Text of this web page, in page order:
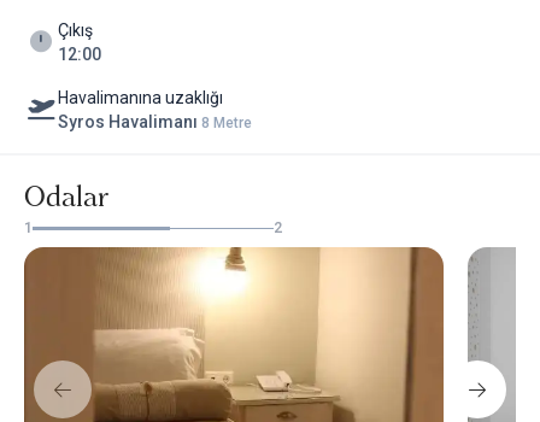
Çıkış
12:00
Havalimanına uzaklığı
Syros Havalimanı 8 Metre
Odalar
1 2